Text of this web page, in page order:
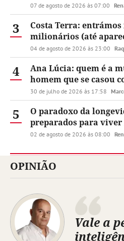
07 de agosto de 2026 às 07:00
3
Costa Terra:
milionários (até
04 de agosto de 2026 às 23:00
4
Ana Lúcia: quem é a
homem que se casou
30 de julho de 2026 às 17:58
5
O paradoxo da
preparados para viver
02 de agosto de 2026 às 08:00
OPINIÃO
Vale a